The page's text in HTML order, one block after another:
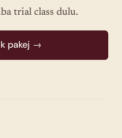
trial class dulu.
pakej →